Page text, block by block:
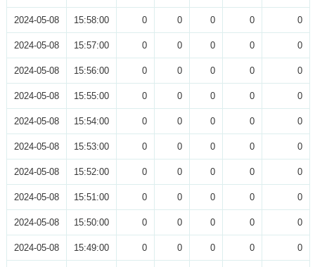
2024-05-08 15:58:00 0 0 0 0 0
2024-05-08 15:57:00 0 0 0 0 0
2024-05-08 15:56:00 0 0 0 0 0
2024-05-08 15:55:00 0 0 0 0 0
2024-05-08 15:54:00 0 0 0 0 0
2024-05-08 15:53:00 0 0 0 0 0
2024-05-08 15:52:00 0 0 0 0 0
2024-05-08 15:51:00 0 0 0 0 0
2024-05-08 15:50:00 0 0 0 0 0
2024-05-08 15:49:00 0 0 0 0 0